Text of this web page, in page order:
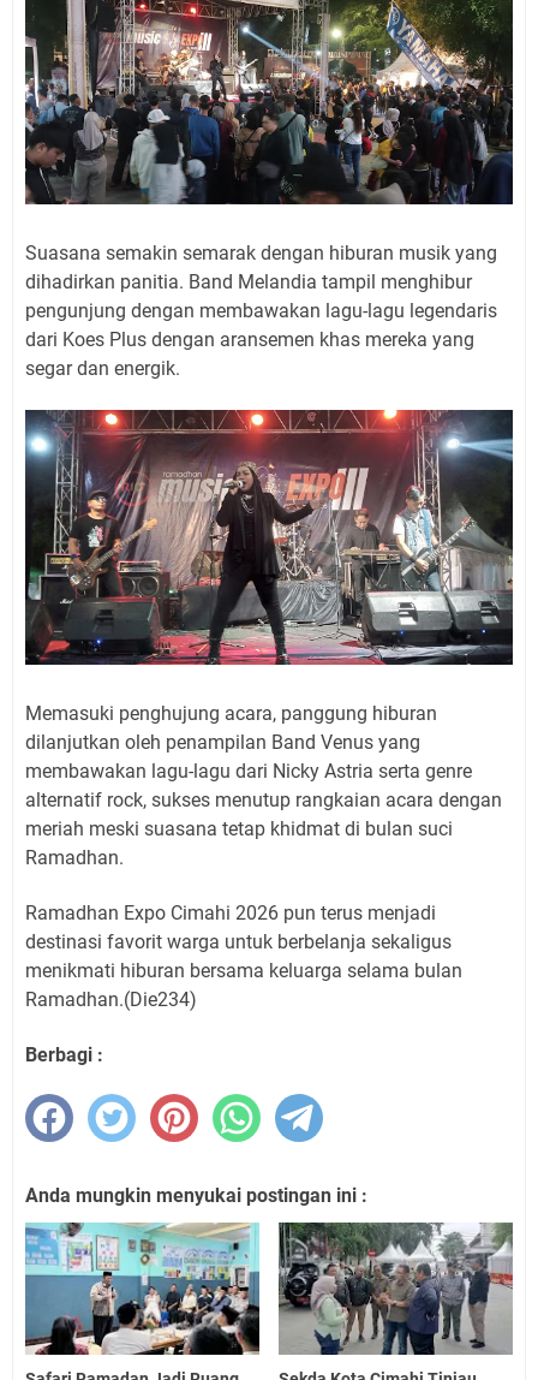
Suasana semakin semarak dengan hiburan musik yang
dihadirkan panitia. Band Melandia tampil menghibur
pengunjung dengan membawakan lagu-lagu legendaris
dari Koes Plus dengan aransemen khas mereka yang
segar dan energik.
Memasuki penghujung acara, panggung hiburan
dilanjutkan oleh penampilan Band Venus yang
membawakan lagu-lagu dari Nicky Astria serta genre
alternatif rock, sukses menutup rangkaian acara dengan
meriah meski suasana tetap khidmat di bulan suci
Ramadhan.
Ramadhan Expo Cimahi 2026 pun terus menjadi
destinasi favorit warga untuk berbelanja sekaligus
menikmati hiburan bersama keluarga selama bulan
Ramadhan.(Die234)
Berbagi :
Anda mungkin menyukai postingan ini :